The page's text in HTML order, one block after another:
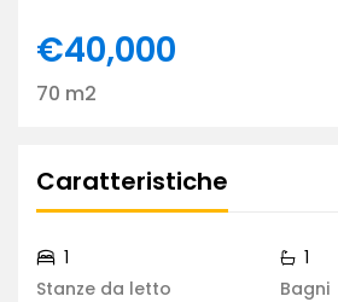
€40,000
70 m2
Caratteristiche
Stanze da letto
1
Bagni
1